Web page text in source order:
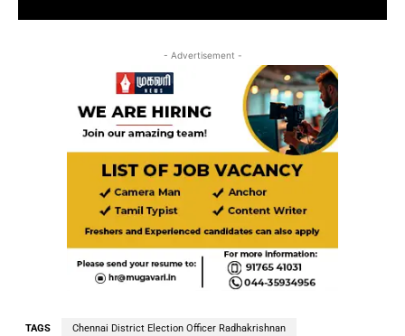
- Advertisement -
TAGS Chennai District Election Officer Radhakrishnan